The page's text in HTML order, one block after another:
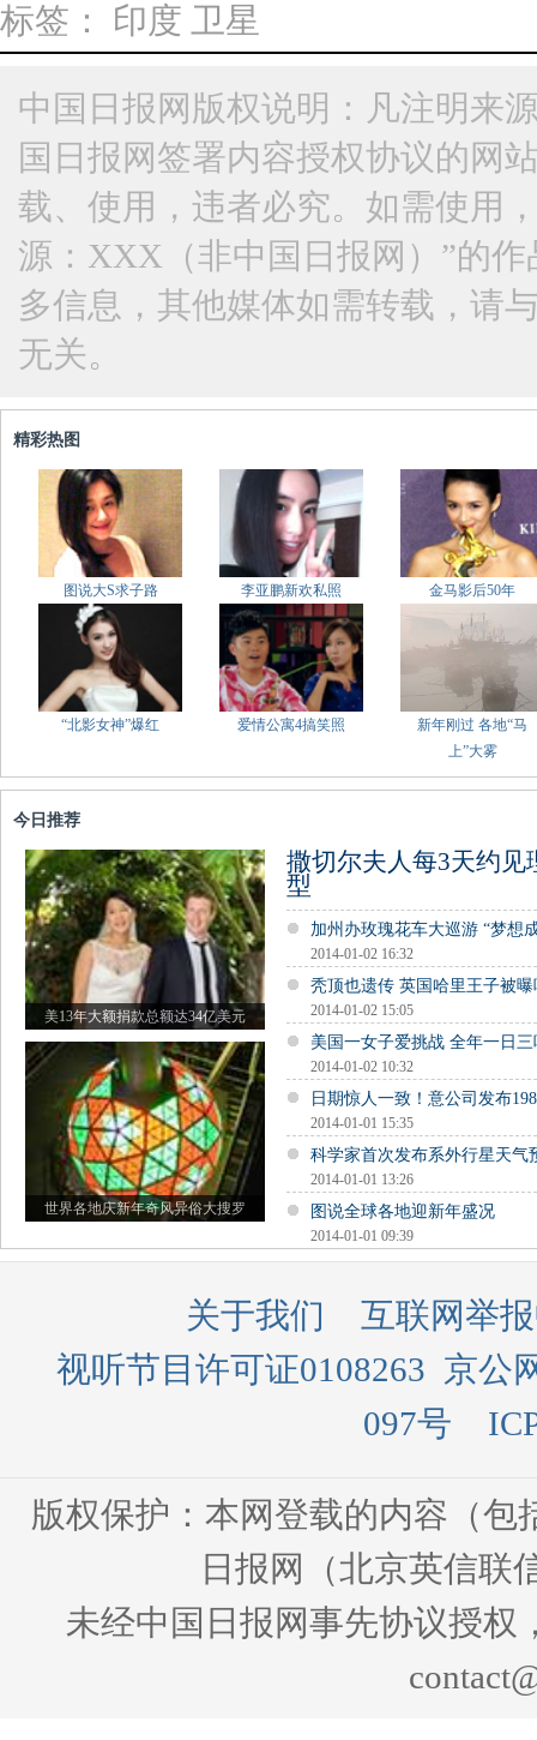
标签： 印度 卫星
中国日报网版权说明：凡注明来
国日报网签署内容授权协议的网
载、使用，违者必究。如需使用
源：XXX（非中国日报网）”的
多信息，其他媒体如需转载，请
无关。
精彩热图
图说大S求子路 李亚鹏新欢私照 金马影后50年
“北影女神”爆红 爱情公寓4搞笑照
新年刚过 各地“马
上”大雾
今日推荐
美13年大额捐款总额达34亿美元
世界各地庆新年奇风异俗大搜罗
撒切尔夫人每3天约见
型
加州办玫瑰花车大巡游 “梦想
2014-01-02 16:32
秃顶也遗传 英国哈里王子被
2014-01-02 15:05
美国一女子爱挑战 全年一日
2014-01-02 10:32
日期惊人一致！意公司发布
2014-01-01 15:35
科学家首次发布系外行星天气
2014-01-01 13:26
图说全球各地迎新年盛况
2014-01-01 09:39
关于我们
互联网举
视听节目许可证0108263 京公
097号
版权保护：本网登载的内容（
日报网（北京英信联
未经中国日报网事先协议授权